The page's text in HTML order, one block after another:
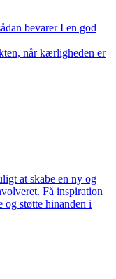
bevarer I en god
når kærligheden er
at skabe en ny og
Få inspiration
og støtte hinanden i